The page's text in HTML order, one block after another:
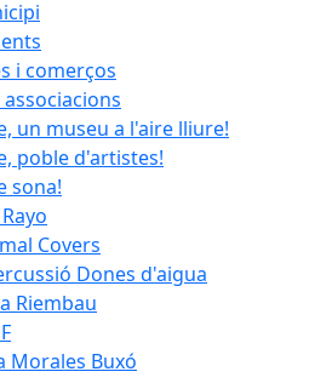
i comerços
un museu a l'aire lliure!
poble d'artistes!
sona!
Covers
Dones d'aigua
Riembau
Morales Buxó